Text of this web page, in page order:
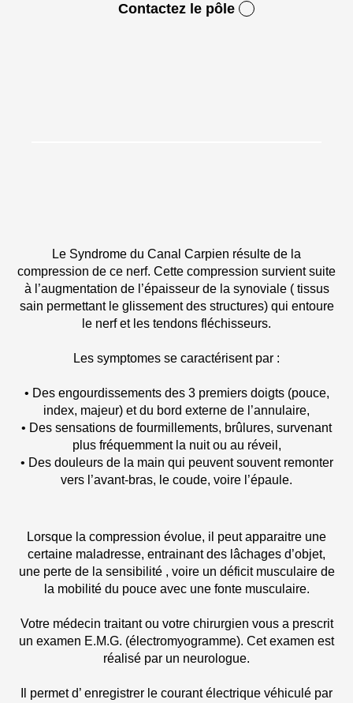
Contactez le pôle
Le Syndrome du Canal Carpien résulte de la
compression de ce nerf. Cette compression survient suite
à l’augmentation de l’épaisseur de la synoviale ( tissus
sain permettant le glissement des structures) qui entoure
le nerf et les tendons fléchisseurs.
Les symptomes se caractérisent par :
• Des engourdissements des 3 premiers doigts (pouce,
index, majeur) et du bord externe de l’annulaire,
• Des sensations de fourmillements, brûlures, survenant
plus fréquemment la nuit ou au réveil,
• Des douleurs de la main qui peuvent souvent remonter
vers l’avant-bras, le coude, voire l’épaule.
Lorsque la compression évolue, il peut apparaitre une
certaine maladresse, entrainant des lâchages d’objet,
une perte de la sensibilité , voire un déficit musculaire de
la mobilité du pouce avec une fonte musculaire.
Votre médecin traitant ou votre chirurgien vous a prescrit
un examen E.M.G. (électromyogramme). Cet examen est
réalisé par un neurologue.
Il permet d’ enregistrer le courant électrique véhiculé par